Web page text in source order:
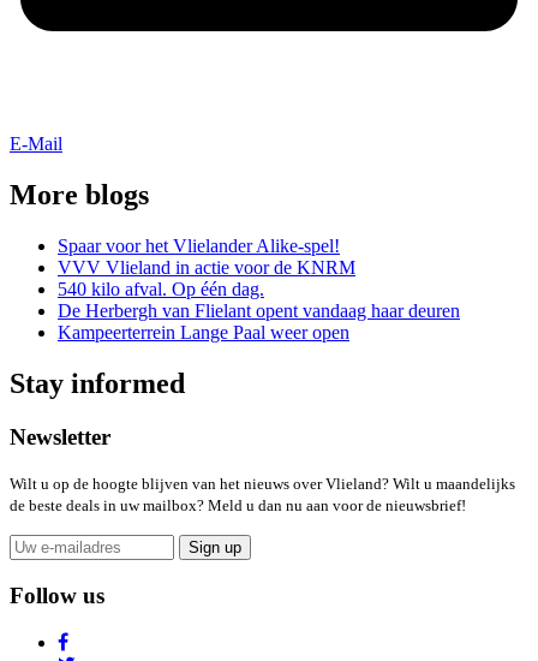
E-Mail
More blogs
Spaar voor het Vlielander Alike-spel!
VVV Vlieland in actie voor de KNRM
540 kilo afval. Op één dag.
De Herbergh van Flielant opent vandaag haar deuren
Kampeerterrein Lange Paal weer open
Stay informed
Newsletter
Wilt u op de hoogte blijven van het nieuws over Vlieland? Wilt u maandelijks
de beste deals in uw mailbox? Meld u dan nu aan voor de nieuwsbrief!
Sign up
Follow us